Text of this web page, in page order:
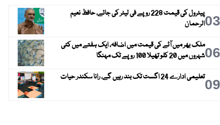
03
پیٹرول کی قیمت 228 روپے فی لیٹر کی جائے، حافظ نعیم
الرحمان
06ملک بھر میں آٹے کی قیمت میں اضافہ، ایک ہفتے میں کئی
شہروں میں 20 کلو تھیلا 100 روپے تک مہنگا
09تعلیمی ادارے 24 اگست تک بند رہیں گے، رانا سکندر حیات